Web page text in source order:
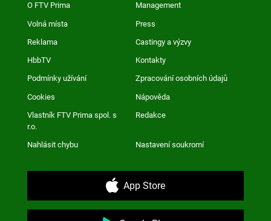
O FTV Prima Management
Volná místa Press
Reklama Castingy a výzvy
HbbTV Kontakty
Podmínky užívání Zpracování osobních údajů
Cookies Nápověda
Vlastník FTV Prima spol. s
r.o.
Redakce
Nahlásit chybu Nastavení soukromí
App Store